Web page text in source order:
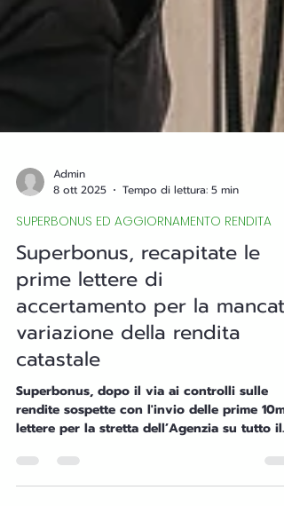
Admin
8 ott 2025
Tempo di lettura: 5 min
SUPERBONUS ED AGGIORNAMENTO RENDITA
Superbonus, recapitate le
prime lettere di
accertamento per la mancata
variazione della rendita
catastale
Superbonus, dopo il via ai controlli sulle